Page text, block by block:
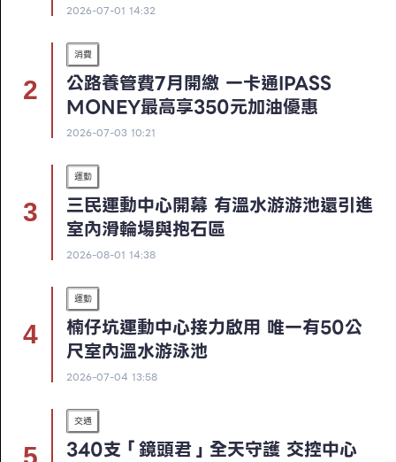
2026-07-01 14:32
消費
公路養管費7月開繳 一卡通iPASS
MONEY最高享350元加油優惠
2026-07-03 10:21
運動
三民運動中心開幕 有溫水游游池還引進
室內滑輪場與抱石區
2026-08-01 14:38
運動
楠仔坑運動中心接力啟用 唯一有50公
尺室內溫水游泳池
2026-07-04 13:58
交通
340支「鏡頭君」全天守護 交控中心